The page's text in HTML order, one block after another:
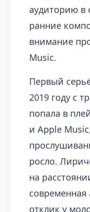
аудиторию в
ранние
внимание
Music.
Первый
2019 году с
попала в
и Apple
росло.
на
отклик у